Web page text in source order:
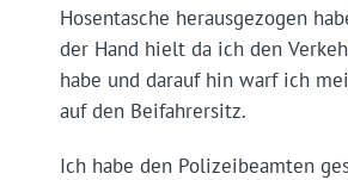
Hosentasche herausgezogen
der Hand hielt da ich den
habe und darauf hin warf ich
auf den Beifahrersitz.
Ich habe den Polizeibeamten